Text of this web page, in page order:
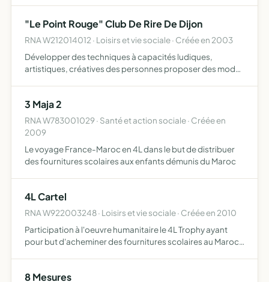
"Le Point Rouge" Club De Rire De Dijon
RNA W212014012 · Loisirs et vie sociale · Créée en 2003
Développer des techniques à capacités ludiques,
artistiques, créatives des personnes proposer des modes
émotionne…
3 Maja 2
RNA W783001029 · Santé et action sociale · Créée en
2009
Le voyage France-Maroc en 4L dans le but de distribuer
des fournitures scolaires aux enfants démunis du Maroc
4L Cartel
RNA W922003248 · Loisirs et vie sociale · Créée en 2010
Participation à l'oeuvre humanitaire le 4L Trophy ayant
pour but d'acheminer des fournitures scolaires au Maroc
8 Mesures